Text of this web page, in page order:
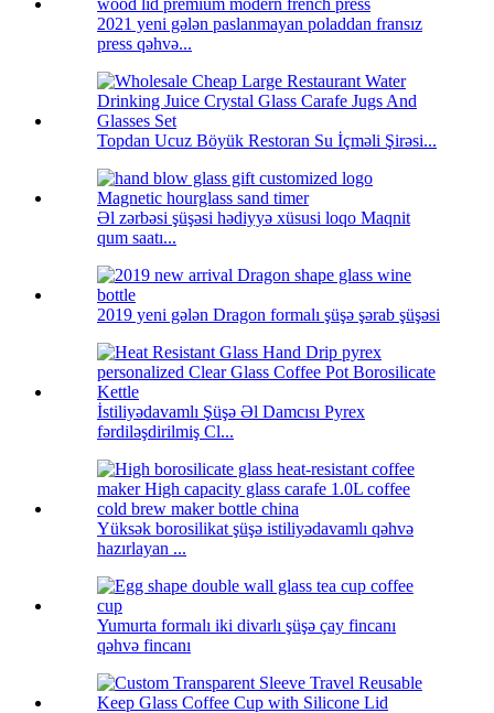
2021 yeni gələn paslanmayan poladdan fransız
press qəhvə...
Topdan Ucuz Böyük Restoran Su İçməli Şirəsi...
Əl zərbəsi şüşəsi hədiyyə xüsusi loqo Maqnit
qum saatı...
2019 yeni gələn Dragon formalı şüşə şərab şüşəsi
İstiliyədavamlı Şüşə Əl Damcısı Pyrex
fərdiləşdirilmiş Cl...
Yüksək borosilikat şüşə istiliyədavamlı qəhvə
hazırlayan ...
Yumurta formalı iki divarlı şüşə çay fincanı
qəhvə fincanı